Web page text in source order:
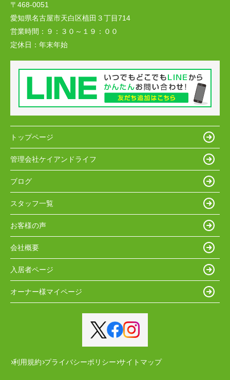
〒468-0051
愛知県名古屋市天白区植田３丁目714
営業時間： ９：３０～１９：００
定休日： 年末年始
トップページ
管理会社ケイアンドライフ
ブログ
スタッフ一覧
お客様の声
会社概要
入居者ページ
オーナー様マイページ
利用規約 プライバシーポリシー サイトマップ